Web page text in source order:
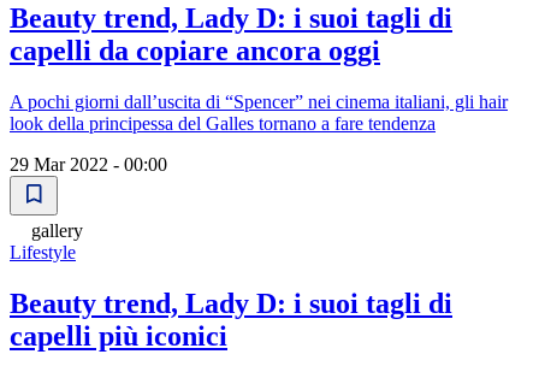
Beauty trend, Lady D: i suoi tagli di
capelli da copiare ancora oggi
A pochi giorni dall’uscita di “Spencer” nei cinema italiani, gli hair
look della principessa del Galles tornano a fare tendenza
29 Mar 2022 - 00:00
gallery
Lifestyle
Beauty trend, Lady D: i suoi tagli di
capelli più iconici